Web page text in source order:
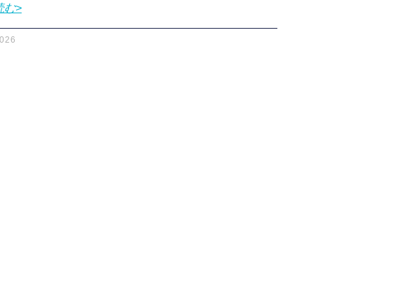
む>